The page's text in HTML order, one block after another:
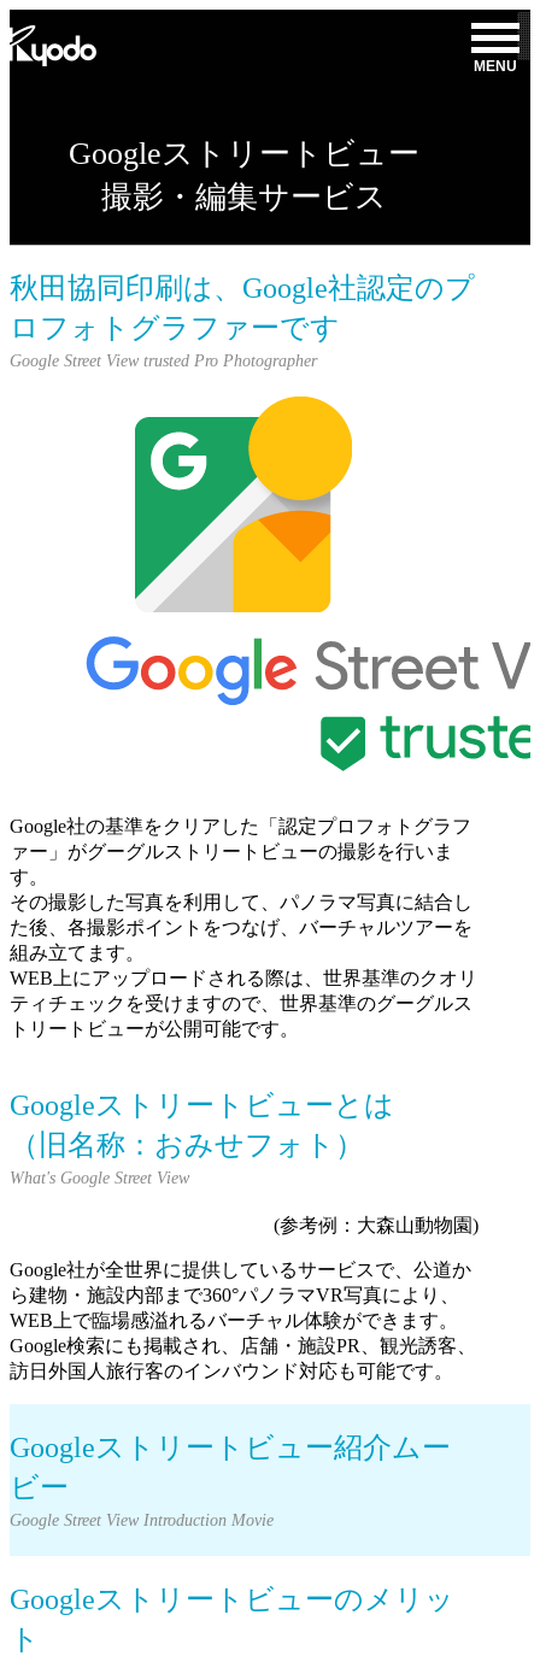
ン
MENU
Googleストリートビュー
撮影・編集サービス
秋田協同印刷は、Google社認定のプ
ロフォトグラファーです
Google社の基準をクリアした「認定プロフォトグラフ
ァー」がグーグルストリートビューの撮影を行いま
す。
その撮影した写真を利用して、パノラマ写真に結合し
た後、各撮影ポイントをつなげ、バーチャルツアーを
組み立てます。
WEB上にアップロードされる際は、世界基準のクオリ
ティチェックを受けますので、世界基準のグーグルス
トリートビューが公開可能です。
Googleストリートビューとは
（旧名称：おみせフォト）
(参考例：大森山動物園)
Google社が全世界に提供しているサービスで、公道か
ら建物・施設内部まで360°パノラマVR写真により、
WEB上で臨場感溢れるバーチャル体験ができます。
Google検索にも掲載され、店舗・施設PR、観光誘客、
訪日外国人旅行客のインバウンド対応も可能です。
Googleストリートビュー紹介ムー
ビー
Googleストリートビューのメリッ
ト